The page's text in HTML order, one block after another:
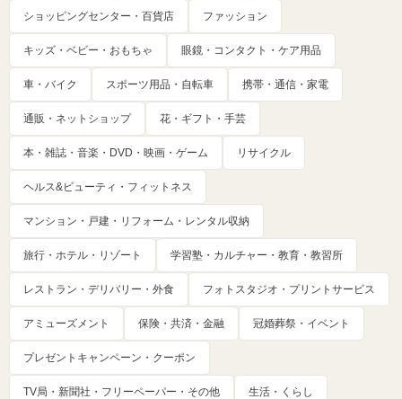
ショッピングセンター・百貨店 ファッション
キッズ・ベビー・おもちゃ 眼鏡・コンタクト・ケア用品
車・バイク スポーツ用品・自転車 携帯・通信・家電
通販・ネットショップ 花・ギフト・手芸
本・雑誌・音楽・DVD・映画・ゲーム リサイクル
ヘルス&ビューティ・フィットネス
マンション・戸建・リフォーム・レンタル収納
旅行・ホテル・リゾート 学習塾・カルチャー・教育・教習所
レストラン・デリバリー・外食 フォトスタジオ・プリントサービス
アミューズメント 保険・共済・金融 冠婚葬祭・イベント
プレゼントキャンペーン・クーポン
TV局・新聞社・フリーペーパー・その他 生活・くらし